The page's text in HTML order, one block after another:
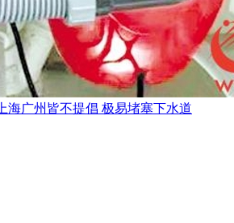
海广州皆不提倡 极易堵塞下水道